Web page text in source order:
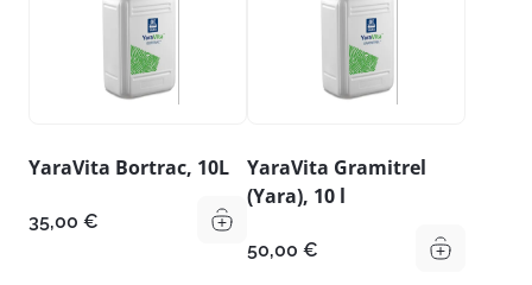
YaraVita Bortrac, 10L
35,00 €
YaraVita Gramitrel
(Yara), 10 l
50,00 €